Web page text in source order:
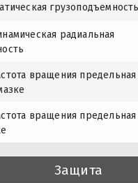
грузоподъемность
радиальная
вращения
вращения
Защита